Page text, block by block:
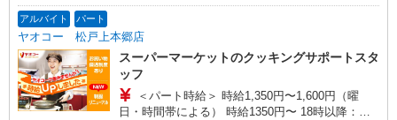
アルバイト パート
ヤオコー 松戸上本郷店
スーパーマーケットのクッキングサポートスタ
ッフ
＜パート時給＞ 時給1,350円〜1,600円（曜
日・時間帯による） 時給1350円〜 18時以降：時